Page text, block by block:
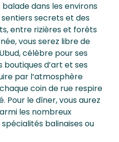
dans les environs
secrets et des
entre rizières et forêts
vous serez libre de
célèbre pour ses
boutiques d’art et ses
par l’atmosphère
coin de rue respire
Pour le dîner, vous aurez
les nombreux
balinaises ou